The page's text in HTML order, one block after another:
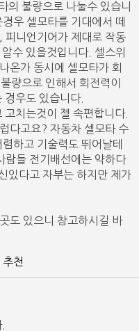
의 불량으로 나눌수 있습니
우 셀모타를 기대에서 떼
피니언기어가 제대로 작동
수 있을것입니다. 셀스위
온가 동시에 셀모타가 회
량으로 인해서 회전력이
경우도 있습니다.
치는것이 젤 속편합니다.
다고요? 자동차 셀모타 수
하고 기술력도 뛰어날테
람들 전기배선에는 약하다
있다고 자부는 하지만 제가
도 있으니 참고하시길 바
추천